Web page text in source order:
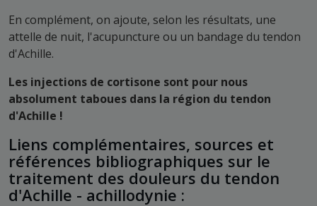
En complément, on ajoute, selon les résultats, une
attelle de nuit, l'acupuncture ou un bandage du tendon
d'Achille.
Les injections de cortisone sont pour nous
absolument taboues dans la région du tendon
d'Achille !
Liens complémentaires, sources et
références bibliographiques sur le
traitement des douleurs du tendon
d'Achille - achillodynie :